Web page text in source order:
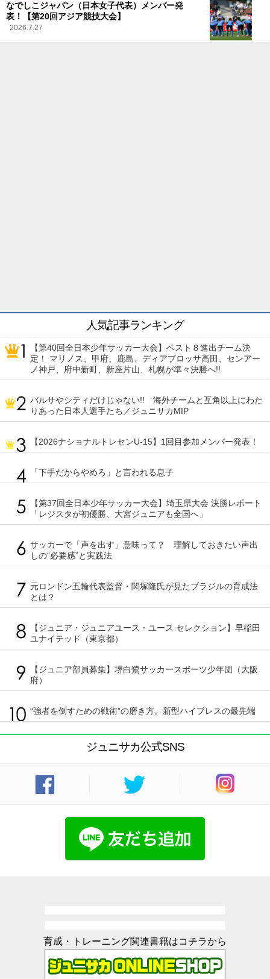
なでしこジャパン（日本女子代表）メンバー発
表！【第20回アジア競技大会】
2026.7.27
人気記事ランキング
【第40回全日本少年サッカー大会】ベスト８進出チーム決
定！ マリノス、甲府、鹿島、ディアブロッサ高田、センアー
ノ神戸、府中新町、新座片山、札幌が準々決勝へ!!
バルサやシティだけじゃない!! 海外チームと互角以上にわた
りあった日本人選手たち／ジュニサカMIP
【2026ナショナルトレセンU-15】1回目参加メンバー発表！
「下手だからやめろ」と言われる息子
【第37回全日本少年サッカー大会】埼玉県大会 決勝レポート
「レジスタが初優勝、大宮ジュニアも全国へ」
サッカーで「声を出す」意味って？ 理解しておきたい声出
しの“必要感”と実践法
元ロンドン五輪代表監督・関塚隆氏が見たブラジルの育成法
とは？
【ジュニア・ジュニアユース・ユース セレクション】早稲田
ユナイテッド（東京都）
【ジュニア部員募集】堺白鷺サッカースポーツ少年団（大阪
府）
“強者を倒すための戦術”の磨き方。新型ハイプレスの最先端
ジュニサカ公式SNS
育成・トレーニング関連書籍はコチラから